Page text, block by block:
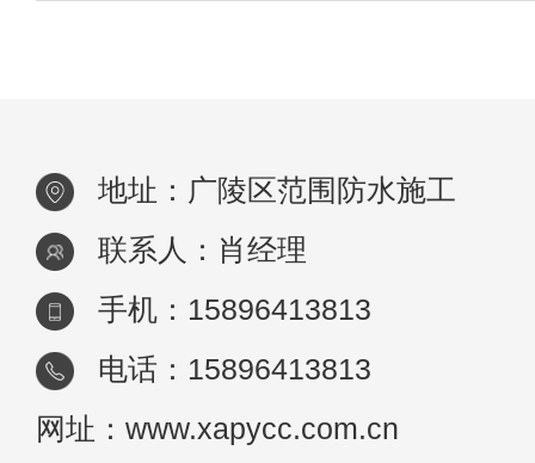
地址：广陵区范围防水施工
联系人：肖经理
手机：15896413813
电话：15896413813
网址：www.xapycc.com.cn